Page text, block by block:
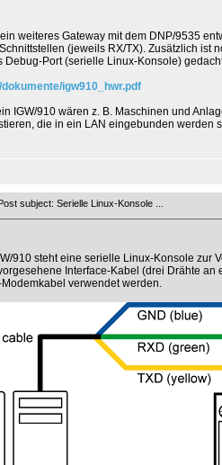
weiteres Gateway mit dem DNP/9535
(jeweils RX/TX). Zusätzlich ist
Port (serielle Linux-Konsole)
igw910_hwr.pdf
IGW/910 wären z. B. Maschinen und
die in ein LAN eingebunden werden
subject: Serielle Linux-Konsole ...
910 steht eine serielle Linux-Konsole zur
Interface-Kabel (drei Drähte an
verwendet werden.